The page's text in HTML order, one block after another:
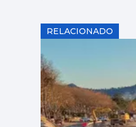
RELACIONADO